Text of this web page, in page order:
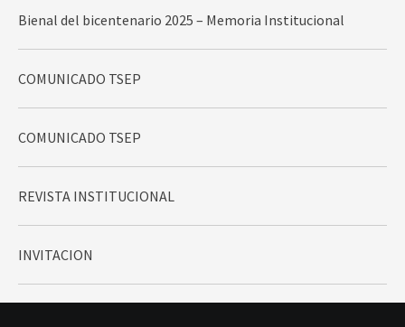
Bienal del bicentenario 2025 – Memoria Institucional
COMUNICADO TSEP
COMUNICADO TSEP
REVISTA INSTITUCIONAL
INVITACION